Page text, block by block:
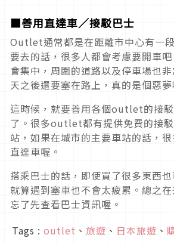
■善用直達車／接駁巴士
Outlet通常都是在距離市中心有一
要去的話，很多人都會考慮要開車
會集中，周圍的道路以及停車場也
天之後還要塞在路上，真的是個惡夢
這時候，就要善用各個outlet的接
了。很多outlet都有提供免費的接
站，如果在城市的主要車站的話，
直達車喔。
搭乘巴士的話，即使買了很多東西也
就算遇到塞車也不會太疲累。總之
忘了先查看巴士資訊喔。
Tags : outlet 、 旅遊 、 日本旅遊 、